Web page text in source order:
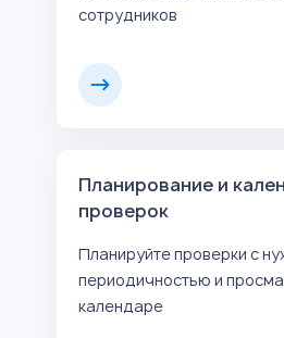
сотрудников
Планирование и
проверок
Планируйте проверки с
периодичностью и
календаре